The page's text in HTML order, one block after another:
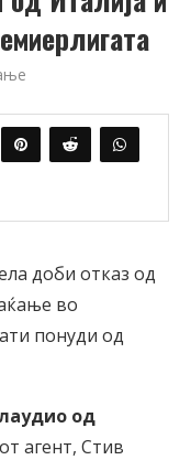
доби отказ од
во
понуди од
од
агент, Стив